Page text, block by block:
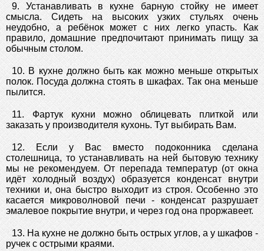
9. Устанавливать в кухне барную стойку не имеет
смысла. Сидеть на высоких узких стульях очень
неудобно, а ребёнок может с них легко упасть. Как
правило, домашние предпочитают принимать пищу за
обычным столом.
10. В кухне должно быть как можно меньше открытых
полок. Посуда должна стоять в шкафах. Так она меньше
пылится.
11. Фартук кухни можно облицевать плиткой или
заказать у производителя кухонь. Тут выбирать Вам.
12. Если у Вас вместо подоконника сделана
столешница, то устанавливать на ней бытовую технику
мы не рекомендуем. От перепада температур (от окна
идёт холодный воздух) образуется конденсат внутри
техники и, она быстро выходит из строя. Особенно это
касается микроволновой печи - конденсат разрушает
эмалевое покрытие внутри, и через год она проржавеет.
13. На кухне не должно быть острых углов, а у шкафов -
ручек с острыми краями.